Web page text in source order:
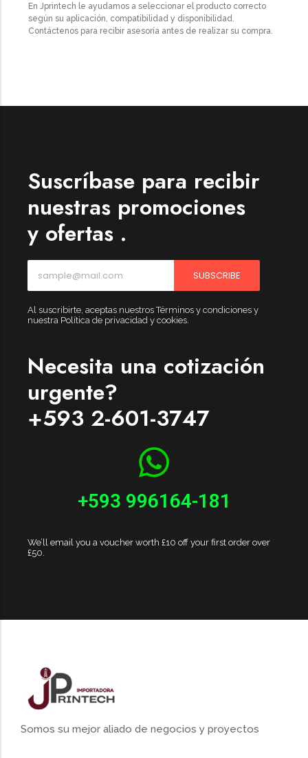
En Jprintech le ayudamos a seleccionar el producto correcto
según su aplicación, compatibilidad y disponibilidad.
Contáctenos para recibir asesoría antes de realizar su compra.
Suscríbase para recibir
nuestras promociones
y ofertas .
SUBSCRIBE
Al suscribirte, aceptas nuestros Términos y condiciones y
nuestra Política de privacidad y cookies.
Necesita una cotización
urgente?
+593 2-601-3747
+593 996164-181
We’ll email you a voucher worth £10 off your first order over
£50.
Somos su mejor aliado de negocios y proyectos